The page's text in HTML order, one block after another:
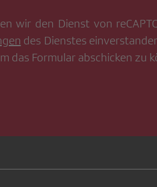
wir den Dienst von
des Dienstes
das Formular abschicken zu